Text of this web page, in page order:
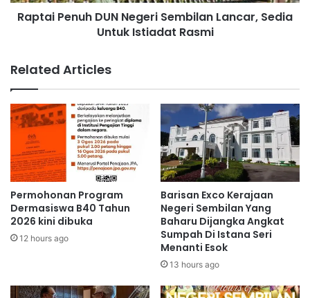
X
i
a
n
g
a
n
e
r
i
N
N
e
g
e
i
S
e
m
b
i
L
Raptai Penuh DUN Negeri Sembilan Lancar, Sedia
Untuk Istiadat Rasmi
Related Articles
Permohonan Program
Dermasiswa B40 Tahun
2026 kini dibuka
12 hours ago
Barisan Exco Kerajaan
Negeri Sembilan Yang
Baharu Dijangka Angkat
Sumpah Di Istana Seri
Menanti Esok
13 hours ago